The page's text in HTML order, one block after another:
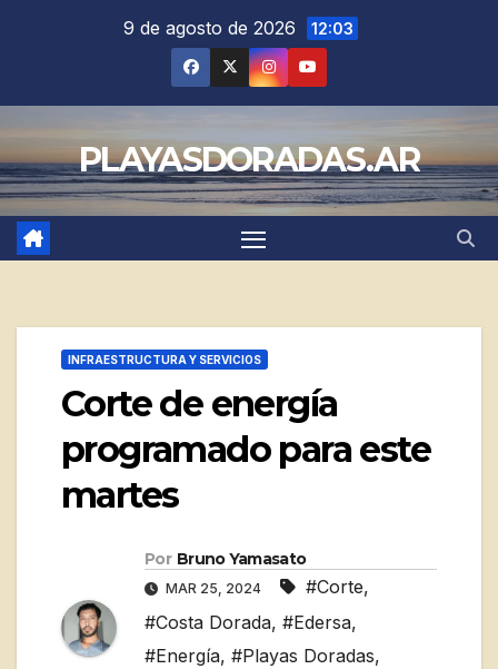
9 de agosto de 2026 12:03
PLAYASDORADAS.AR
INFRAESTRUCTURA Y SERVICIOS
Corte de energía
programado para este
martes
Por Bruno Yamasato
MAR 25, 2024 #Corte,
#Costa Dorada, #Edersa,
#Energía, #Playas Doradas,